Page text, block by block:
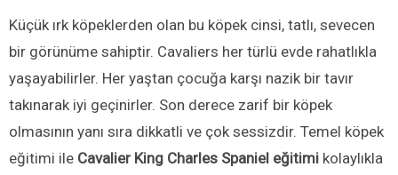
Küçük ırk köpeklerden olan bu köpek cinsi, tatlı, sevecen
bir görünüme sahiptir. Cavaliers her türlü evde rahatlıkla
yaşayabilirler. Her yaştan çocuğa karşı nazik bir tavır
takınarak iyi geçinirler. Son derece zarif bir köpek
olmasının yanı sıra dikkatli ve çok sessizdir. Temel köpek
eğitimi ile Cavalier King Charles Spaniel eğitimi kolaylıkla